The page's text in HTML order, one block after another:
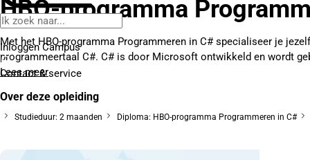
Inloggen Campus
Contact& service
HBO-programma
Met het HBO-programma Programmeren in C# specialiseer je
programmeertaal C#. C# is door Microsoft ontwikkeld en wordt
Lees meer
Over deze opleiding
Studieduur: 2 maanden Diploma: HBO-programma Programmeren in C#